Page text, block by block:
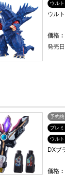
ウル
ウル
価格
発売
予約終
プレ
ウル
DXブ
価格